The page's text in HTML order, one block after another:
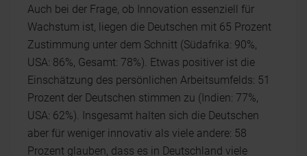
Auch bei der Frage, ob Innovation essenziell für
Wachstum ist, liegen die Deutschen mit 65 Prozent
Zustimmung unter dem Schnitt (Südafrika: 90%,
USA: 86%, Gesamt: 78%). Etwas positiver ist die
Einschätzung des persönlichen Arbeitsumfelds: 51
Prozent der Deutschen stimmen zu (Indien: 77%,
USA: 62%). Insgesamt halten sich die Deutschen
aber für weniger innovativ als viele andere: 58
Prozent glauben, dass es in Deutschland viele